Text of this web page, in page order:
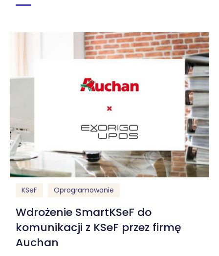
KSeF Oprogramowanie
Wdrożenie SmartKSeF do
komunikacji z KSeF przez firmę
Auchan